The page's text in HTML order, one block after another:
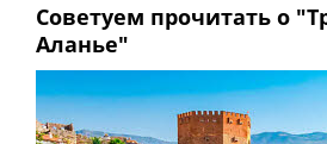
Советуем прочитать о
Аланье"